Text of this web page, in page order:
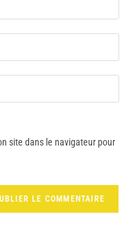
site dans le navigateur pour